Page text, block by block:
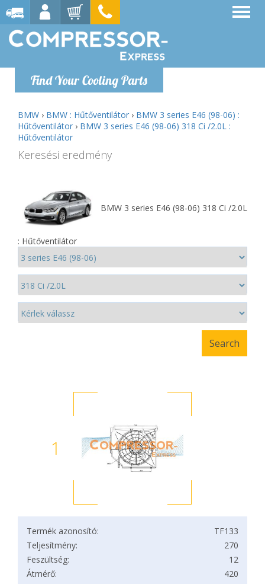
Find Your Cooling Parts
BMW › BMW : Hűtőventilátor › BMW 3 series E46 (98-06) :
Hűtőventilátor › BMW 3 series E46 (98-06) 318 Ci /2.0L :
Hűtőventilátor
Keresési eredmény
BMW 3 series E46 (98-06) 318 Ci /2.0L
: Hűtőventilátor
1
Termék azonosító:
TF133
Teljesítmény:
270
Feszültség:
12
Átmérő:
420